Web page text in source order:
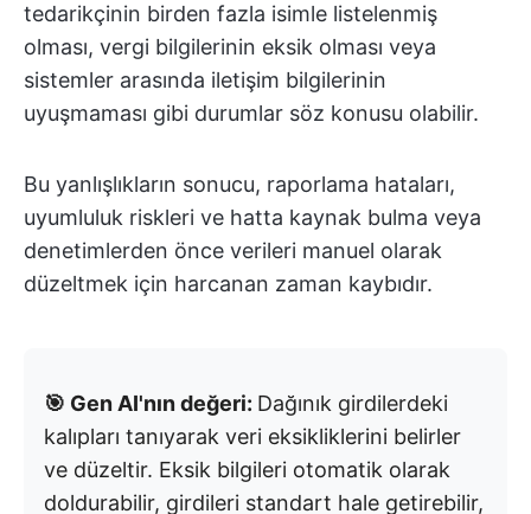
tedarikçinin birden fazla isimle listelenmiş
olması, vergi bilgilerinin eksik olması veya
sistemler arasında iletişim bilgilerinin
uyuşmaması gibi durumlar söz konusu olabilir.
Bu yanlışlıkların sonucu, raporlama hataları,
uyumluluk riskleri ve hatta kaynak bulma veya
denetimlerden önce verileri manuel olarak
düzeltmek için harcanan zaman kaybıdır.
🎯 Gen AI'nın değeri: Dağınık girdilerdeki
kalıpları tanıyarak veri eksikliklerini belirler
ve düzeltir. Eksik bilgileri otomatik olarak
doldurabilir, girdileri standart hale getirebilir,